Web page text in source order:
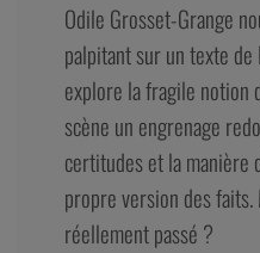
Odile Grosset-Grange
palpitant sur un texte
explore la fragile notion
scène un engrenage
certitudes et la manière
propre version des faits.
réellement passé ?